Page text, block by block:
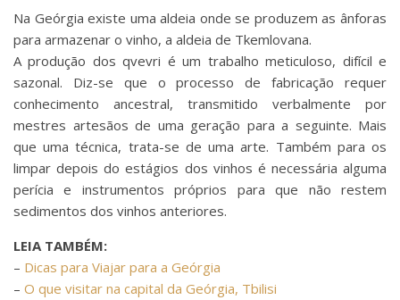
Na Geórgia existe uma aldeia onde se produzem as ânforas
para armazenar o vinho, a aldeia de Tkemlovana.
A produção dos qvevri é um trabalho meticuloso, difícil e
sazonal. Diz-se que o processo de fabricação requer
conhecimento ancestral, transmitido verbalmente por
mestres artesãos de uma geração para a seguinte. Mais
que uma técnica, trata-se de uma arte. Também para os
limpar depois do estágios dos vinhos é necessária alguma
perícia e instrumentos próprios para que não restem
sedimentos dos vinhos anteriores.
LEIA TAMBÉM:
– Dicas para Viajar para a Geórgia
– O que visitar na capital da Geórgia, Tbilisi